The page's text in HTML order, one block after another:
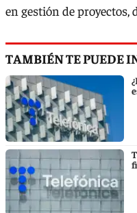
en gestión de proyectos,
TAMBIÉN TE PUEDE